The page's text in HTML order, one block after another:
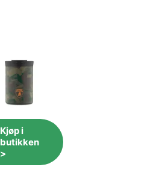
Kjøp i
butikken
>